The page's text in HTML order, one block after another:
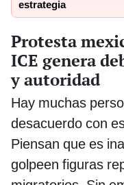
estrategia
Protesta
ICE genera
y autoridad
Hay muchas
desacuerdo con
Piensan que es
golpeen figuras